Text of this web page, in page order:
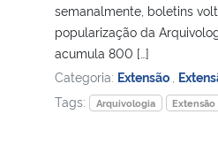
semanalmente, boletins
popularização da
acumula 800 […]
Categoria: Extensão
Tags:
Arquivologia Extensão